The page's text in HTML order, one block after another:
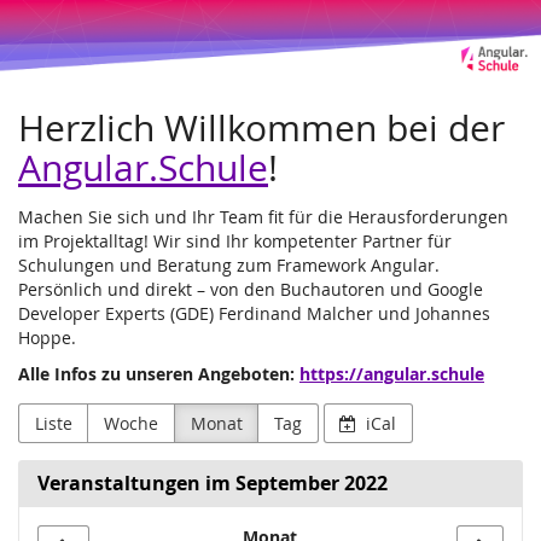
Zum
Haupt-
Inhalt
Angular.Schule
Leipzig
und
Online
Herzlich Willkommen bei der
Angular.Schule!
Machen Sie sich und Ihr Team fit für die Herausforderungen
im Projektalltag! Wir sind Ihr kompetenter Partner für
Schulungen und Beratung zum Framework Angular.
Persönlich und direkt – von den Buchautoren und Google
Developer Experts (GDE) Ferdinand Malcher und Johannes
Hoppe.
Alle Infos zu unseren Angeboten: https://angular.schule
Liste Woche Monat Tag iCal
Veranstaltungen im September 2022